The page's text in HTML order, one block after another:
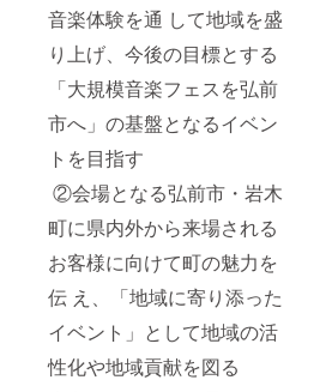
音楽体験を通 して地域を盛
り上げ、今後の目標とする
「大規模音楽フェスを弘前
市へ」の基盤となるイベン
トを目指す
②会場となる弘前市・岩木
町に県内外から来場される
お客様に向けて町の魅力を
伝 え、「地域に寄り添った
イベント」として地域の活
性化や地域貢献を図る